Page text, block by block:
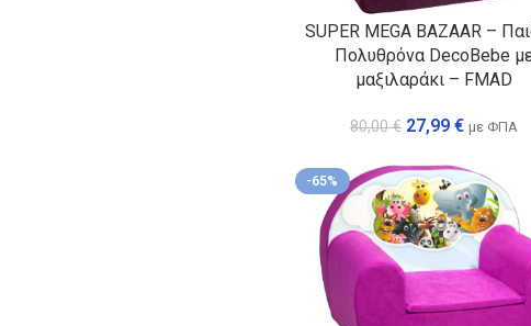
SUPER MEGA BAZAAR –
Πολυθρόνα DecoBebe
μαξιλαράκι – FMAD
80,00€ 27,99€ με ΦΠΑ
-65%